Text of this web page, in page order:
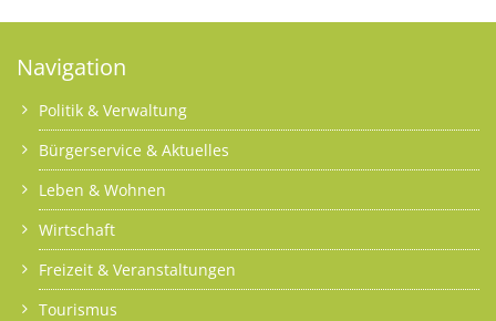
Navigation
Politik & Verwaltung
Bürgerservice & Aktuelles
Leben & Wohnen
Wirtschaft
Freizeit & Veranstaltungen
Tourismus